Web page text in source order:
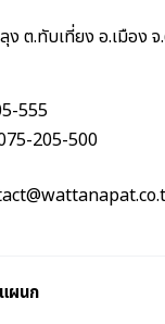
ต.ทับเที่ยง อ.เมือง
555
205-500
ผนก